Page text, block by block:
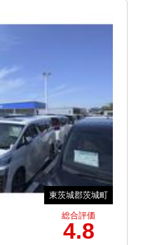
東茨城郡茨城町
総合評価
4.8